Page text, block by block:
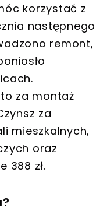
korzystać z
następnego
remont,
za montaż
za
mieszkalnych,
oraz
388 zł.